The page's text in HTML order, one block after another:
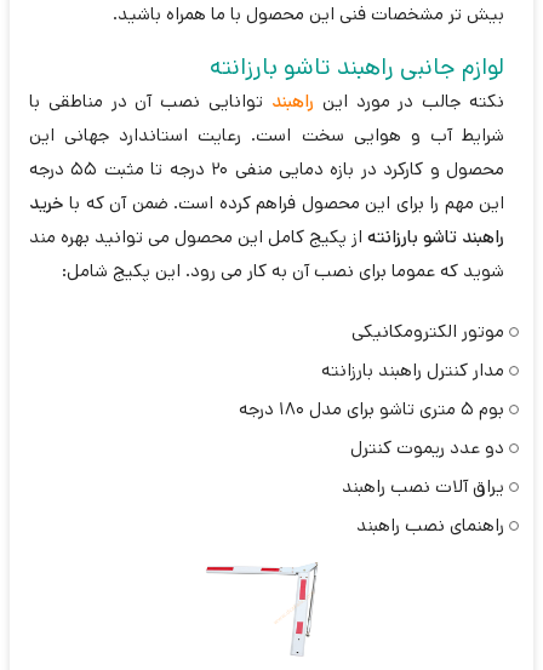
بیش تر مشخصات فنی این محصول با ما همراه باشید.
لوازم جانبی راهبند تاشو بارزانته
نکته جالب در مورد این راهبند توانایی نصب آن در مناطقی با
شرایط آب و هوایی سخت است. رعایت استاندارد جهانی این
محصول و کارکرد در بازه دمایی منفی 20 درجه تا مثبت 55 درجه
این مهم را برای این محصول فراهم کرده است. ضمن آن که با خرید
راهبند تاشو بارزانته از پکیج کامل این محصول می توانید بهره مند
شوید که عموما برای نصب آن به کار می رود. این پکیج شامل:
موتور الکترومکانیکی
مدار کنترل راهبند بارزانته
بوم 5 متری تاشو برای مدل 180 درجه
دو عدد ریموت کنترل
یراق آلات نصب راهبند
راهنمای نصب راهبند